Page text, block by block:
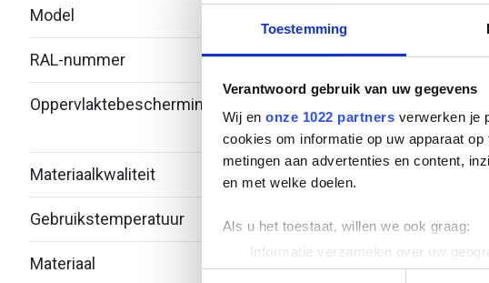
Toestemming
Verantwoord gebruik van uw gegevens
Wij en onze 1022 partners verwerken je
cookies om informatie op uw apparaat
metingen aan advertenties en content,
en met welke doelen.
Als u het toestaat, willen we ook graag:
Informatie verzamelen over uw
Uw apparaat identificeren door het
Model
RAL-nummer -
Oppervlaktebescherming
verzinkt) en
Materiaalkwaliteit
Gebruikstemperatuur -20 - 120
Materiaal